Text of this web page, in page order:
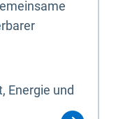
Energie und